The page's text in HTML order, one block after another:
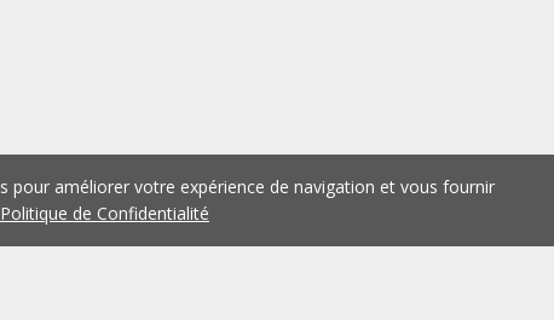
pour améliorer votre expérience de navigation et vous fournir
Politique de Confidentialité